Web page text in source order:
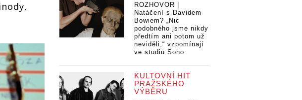
ROZHOVOR |
Natáčení s Davidem
Bowiem? „Nic
podobného jsme nikdy
předtím ani potom už
neviděli,“ vzpomínají
ve studiu Sono
KULTOVNÍ HIT
PRAŽSKÉHO
VÝBĚRU